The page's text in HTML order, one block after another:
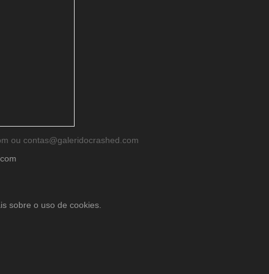
ou contas@galeridocrashed.com
sobre o uso de cookies.